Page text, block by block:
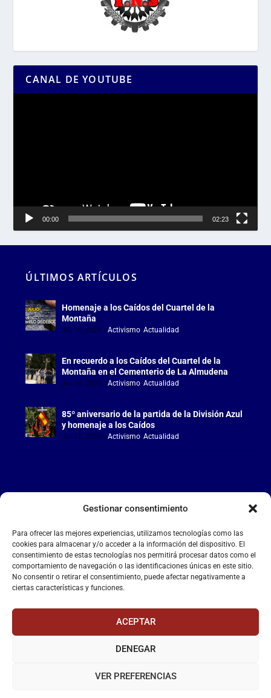
Gestionar consentimiento
Para ofrecer las mejores experiencias, utilizamos tecnologías como las
cookies para almacenar y/o acceder a la información del dispositivo. El
consentimiento de estas tecnologías nos permitirá procesar datos como el
comportamiento de navegación o las identificaciones únicas en este sitio.
No consentir o retirar el consentimiento, puede afectar negativamente a
ciertas características y funciones.
ACEPTAR
DENEGAR
VER PREFERENCIAS
CANAL DE YOUTUBE
00:00 02:23
ÚLTIMOS ARTÍCULOS
Homenaje a los Caídos del Cuartel de la
Montaña
Jul 18, 2026 |Activismo ,Actualidad
En recuerdo a los Caídos del Cuartel de la
Montaña en el Cementerio de La Almudena
Jul 18, 2026 |Activismo ,Actualidad
85º aniversario de la partida de la División Azul
y homenaje a los Caídos
Jul 15, 2026 |Activismo ,Actualidad
LA FALANGE
Reproductor
de
vídeo